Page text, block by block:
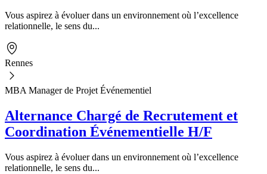
Vous aspirez à évoluer dans un environnement où l’excellence
relationnelle, le sens du...
Rennes
MBA Manager de Projet Événementiel
Alternance Chargé de Recrutement et
Coordination Événementielle H/F
Vous aspirez à évoluer dans un environnement où l’excellence
relationnelle, le sens du...